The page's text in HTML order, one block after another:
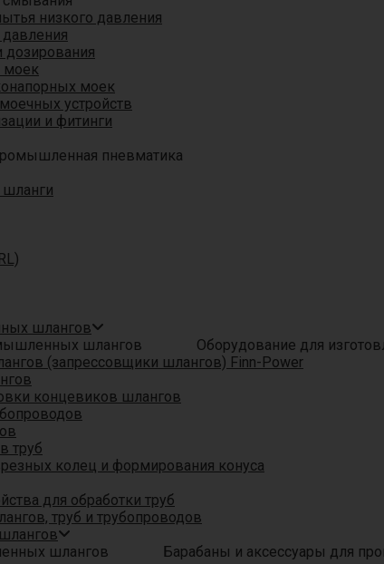
низкого давления
дозирования
моек
моек
устройств
и фитинги
пневматика
шлангов
Оборудование для
(запрессовщики шлангов) Finn-Power
концевиков шлангов
труб
колец и формирования конуса
для обработки труб
труб и трубопроводов
Барабаны и аксессуары для